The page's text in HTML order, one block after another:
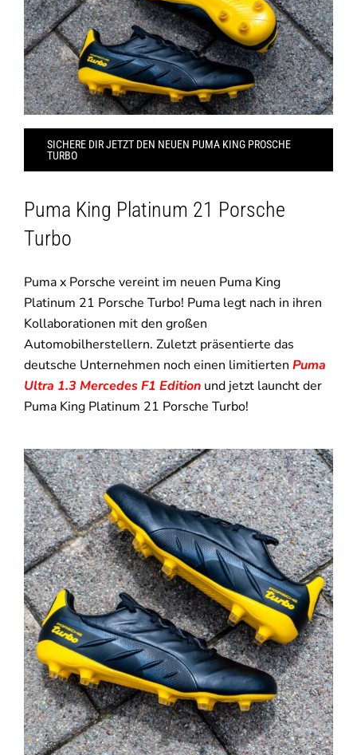
SICHERE DIR JETZT DEN NEUEN PUMA KING PROSCHE
TURBO
Puma King Platinum 21 Porsche
Turbo
Puma x Porsche vereint im neuen Puma King
Platinum 21 Porsche Turbo! Puma legt nach in ihren
Kollaborationen mit den großen
Automobilherstellern. Zuletzt präsentierte das
deutsche Unternehmen noch einen limitierten Puma
Ultra 1.3 Mercedes F1 Editionund jetzt launcht der
Puma King Platinum 21 Porsche Turbo!